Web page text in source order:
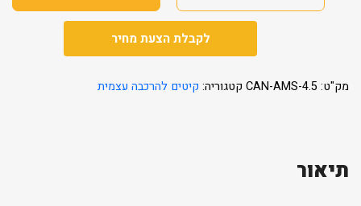
לקבלת הצעת מחיר
מק"ט: CAN-AMS-4.5 קטגוריה: קיטים להרכבה עצמית
תיאור